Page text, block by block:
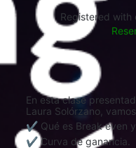
Registered with
En esta clase
Laura Solórzano,
✔ Qué es Break even y
✔ Curva de ganancia.